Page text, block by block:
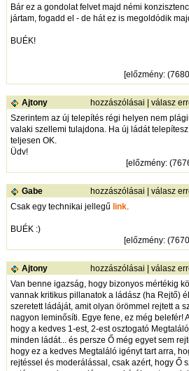
Bár ez a gondolat felvet majd némi
jártam, fogadd el - de hát ez is megoldódik
BUÉK!
[előzmény:
Ajtony hozzászólásai válasz
Szerintem az új telepítés régi helyen nem
valaki szellemi tulajdona. Ha új ládát
teljesen OK.
Üdv!
[előzmény:
Gabe hozzászólásai válasz
Csak egy technikai jellegű link.
BUÉK :)
[előzmény:
Ajtony hozzászólásai válasz
Van benne igazság, hogy bizonyos mértékig
vannak kritikus pillanatok a ládász (ha Rejtő)
szeretett ládáját, amit olyan örömmel rejtett a
nagyon leminősíti. Egye fene, ez még belefér!
hogy a kedves 1-est, 2-est osztogató
minden ládát... és persze Ő még egyet sem
hogy ez a kedves Megtaláló igényt tart arra,
rejtéssel és moderálással, csak azért, hogy Ő